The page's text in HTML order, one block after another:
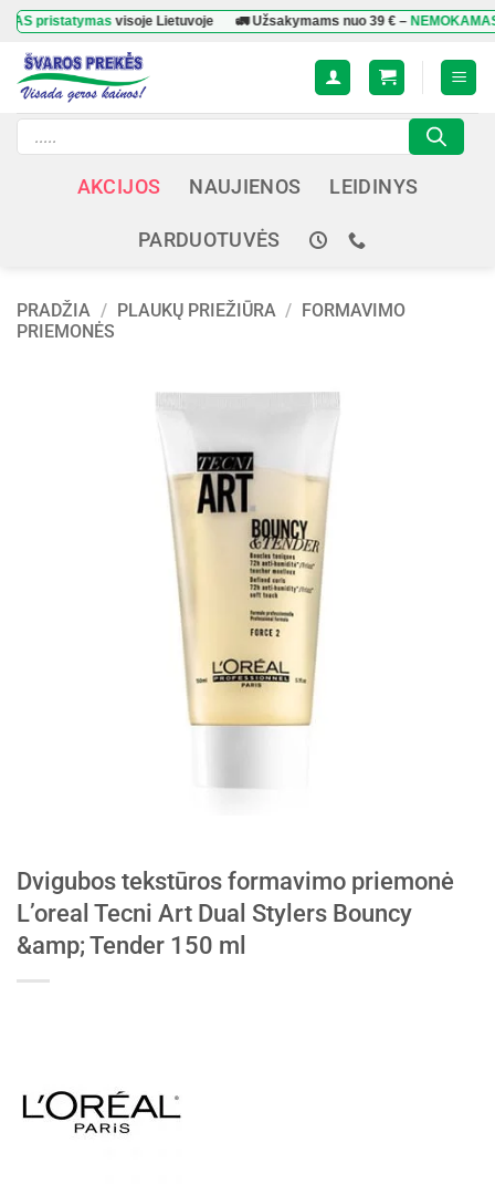
Skip
content
visoje Lietuvoje 🚛 Užsakymams nuo39 €–NEMOKAMAS
Products
search
AKCIJOS NAUJIENOS LEIDINYS
PARDUOTUVĖS
PRADŽIA / PLAUKŲ PRIEŽIŪRA / FORMAVIMO
PRIEMONĖS
Dvigubos tekstūros formavimo priemonė
L’oreal Tecni Art Dual Stylers Bouncy
&amp; Tender 150 ml